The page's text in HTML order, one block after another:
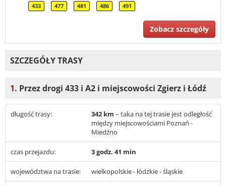
433 477 481 486 491
Zobacz szczegóły
SZCZEGÓŁY TRASY
1. Przez drogi 433 i A2 i miejscowości Zgierz i Łódź
długość trasy: 342 km – taka na tej trasie jest odległość
między miejscowościami Poznań -
Miedźno
czas przejazdu: 3 godz. 41 min
województwa na trasie: wielkopolskie - łódzkie - śląskie